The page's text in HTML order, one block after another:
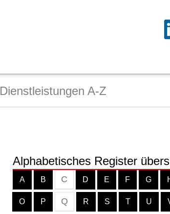
Dienstleistungen A-Z
Alphabetisches Register
A B C D E F G
O P Q R S T U